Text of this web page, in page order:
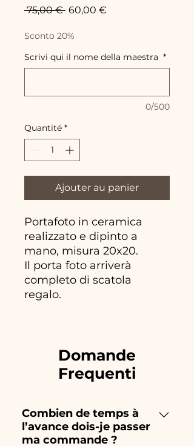
75,00 € Prix
60,00 €
Sconto 20%
Scrivi qui il nome della maestra *
0/500
Quantité *
Ajouter au panier
Portafoto in ceramica
realizzato e dipinto a
mano, misura 20x20.
Il porta foto arriverà
completo di scatola
regalo.
Domande
Frequenti
Combien de temps à
l’avance dois-je passer
ma commande ?